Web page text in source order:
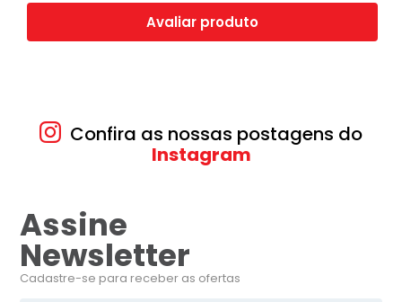
Avaliar produto
Confira as nossas postagens do
Instagram
Assine
Newsletter
Cadastre-se para receber as ofertas